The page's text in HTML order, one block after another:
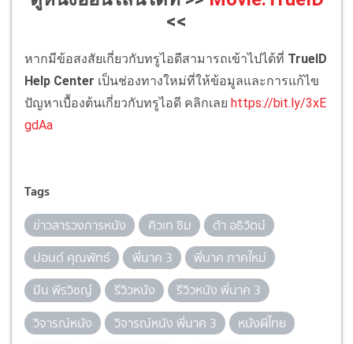
<<
หากมีข้อสงสัยเกี่ยวกับทรูไอดีสามารถเข้าไปได้ที่ TrueID
Help Center เป็นช่องทางใหม่ที่ให้ข้อมูลและการแก้ไข
ปัญหาเบื้องต้นเกี่ยวกับทรูไอดี คลิกเลย https://bit.ly/3xE
gdAa
Tags
ข่าวสารวงการหนัง คิวเท ซิม
ต้า อธิวัตน์
ปอนด์ คุณพัทธ์
พี่นาค 3
พี่นาค ภาคใหม่
มีน พีรวิชญ์
รีวิวหนัง
รีวิวหนัง พี่นาค 3
วิจารณ์หนัง
วิจารณ์หนัง พี่นาค 3
หนังผีไทย